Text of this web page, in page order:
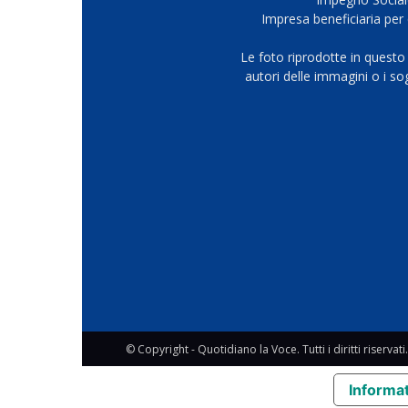
Impresa beneficiaria
Le foto riprodotte in
autori delle immagini o i
© Copyright - Quotidiano la Voce. Tutti i diritti riservati.